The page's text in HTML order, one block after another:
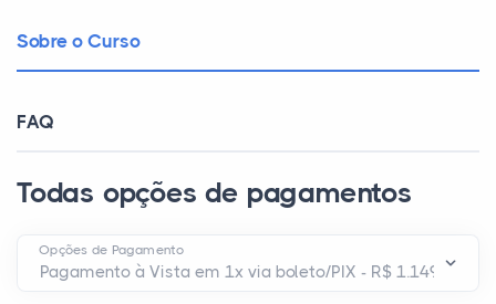
Sobre o Curso
FAQ
Todas opções de pagamentos
Opções de Pagamento